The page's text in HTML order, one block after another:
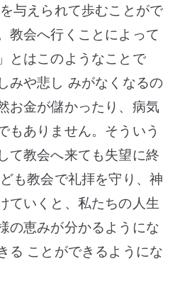
与えられて歩むことがで
教会へ行くことによって
とはこのようなことで
みや悲し みがなくなるの
お金が儲かったり、病気
もありません。そういう
て教会へ来ても失望に終
も教会で礼拝を守り、神
ていくと、私たちの人生
の恵みが分かるようにな
る ことができるようにな